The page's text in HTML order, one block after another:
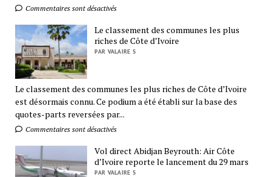
Commentaires sont désactivés
Le classement des communes les plus
riches de Côte d’Ivoire
PAR VALAIRE S
Le classement des communes les plus riches de Côte d’Ivoire
est désormais connu. Ce podium a été établi sur la base des
quotes-parts reversées par...
Commentaires sont désactivés
Vol direct Abidjan Beyrouth: Air Côte
d’Ivoire reporte le lancement du 29 mars
PAR VALAIRE S